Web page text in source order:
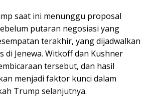
saat ini menunggu proposal
putaran negosiasi yang
terakhir, yang dijadwalkan
di Jenewa. Witkoff dan Kushner
tersebut, dan hasil
menjadi faktor kunci dalam
Trump selanjutnya.